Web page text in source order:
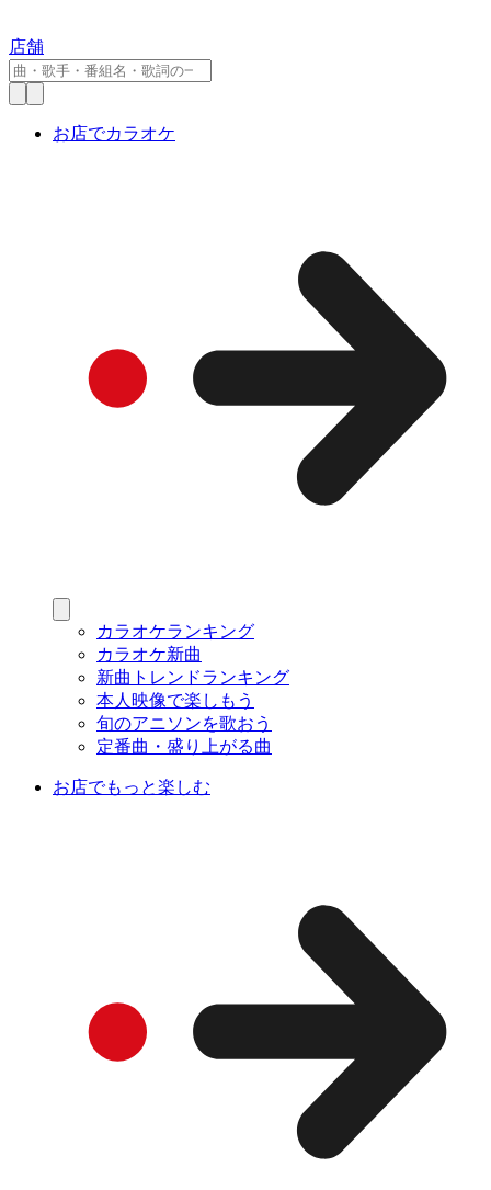
店舗
お店でカラオケ
カラオケランキング
カラオケ新曲
新曲トレンドランキング
本人映像で楽しもう
旬のアニソンを歌おう
定番曲・盛り上がる曲
お店でもっと楽しむ